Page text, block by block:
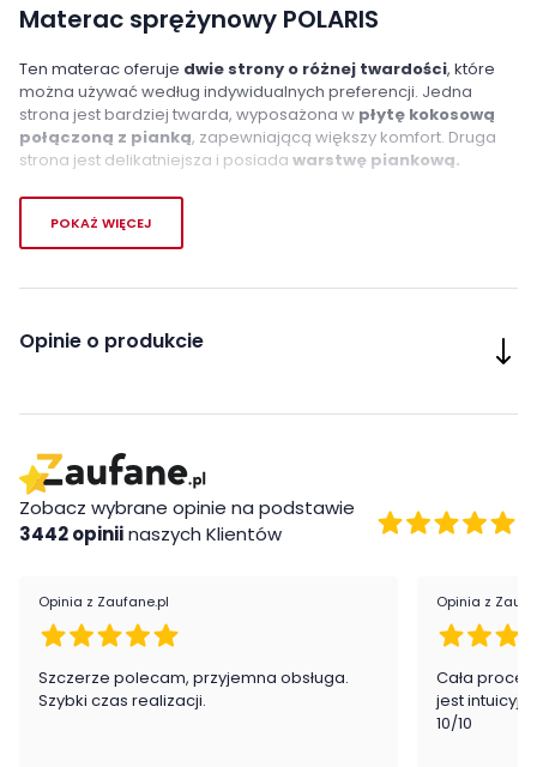
Materac sprężynowy POLARIS
Ten materac oferuje dwie strony o różnej twardości, które
można używać według indywidualnych preferencji. Jedna
strona jest bardziej twarda, wyposażona w płytę kokosową
połączoną z pianką, zapewniającą większy komfort. Druga
strona jest delikatniejsza i posiada warstwę piankową.
Naturalny materiał jakim jest kokos, ma
zdrowie.Zapewnia właściwy przepływ powietrza oraz
charakteryzuje się wyjątkową
Wkład:
POKAŻ WIĘCEJ
Opinie o produkcie
Zobacz wybrane opinie na podstawie
3442 opiniinaszych Klientów
Opinia z Zaufane.pl
Szczerze polecam, przyjemna obsługa.
Szybki czas realizacji.
Opinia z
Cała
jest
10/10